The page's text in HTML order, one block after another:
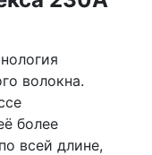
волокна.
более
всей длине,